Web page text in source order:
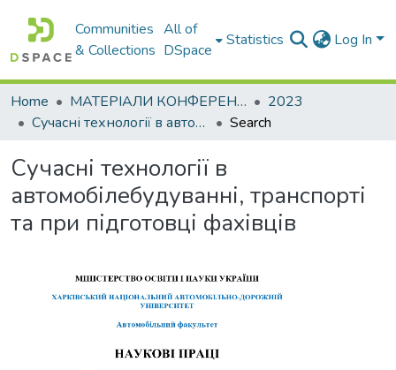
Communities
& Collections
All of
DSpace
Statistics Log In
Home МАТЕРІАЛИ КОНФЕРЕНЦІЙ
2023
Сучасні технології в автомобілебудуванні, транспорті та при підготовці фахівців
Search
Сучасні технології в
автомобілебудуванні, транспорті
та при підготовці фахівців